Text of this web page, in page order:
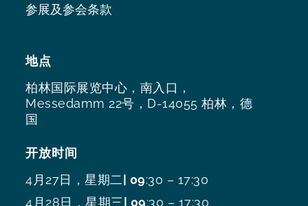
地点
柏林国际展览中心，南入口，
Messedamm 22号，D-14055 柏林，德
国
开放时间
4月27日，星期二| 09:30 – 17:30
4月28日，星期三| 09:30 – 17:30
参展及参会条款